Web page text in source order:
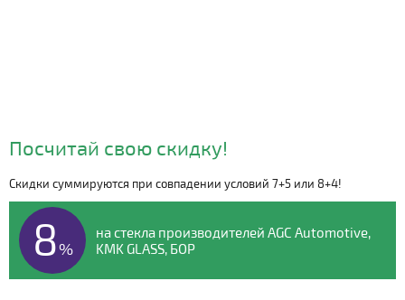
Видео о компании
Посчитай свою скидку!
Скидки суммируются при совпадении условий 7+5 или 8+4!
8%
на стекла производителей AGC Automotive,
KMK GLASS, БОР